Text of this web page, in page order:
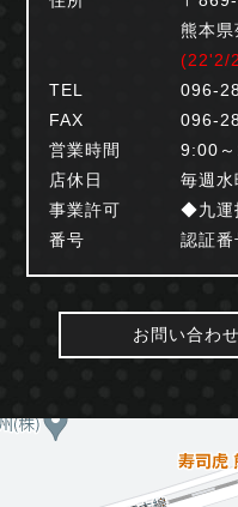
熊本
(22'2/
TEL
096-
FAX
096-
営業時間
9:00
店休日
毎週水
事業許可
番号
◆九運
認証
お問い合わ